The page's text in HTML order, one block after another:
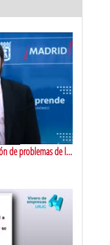
de problemas de la